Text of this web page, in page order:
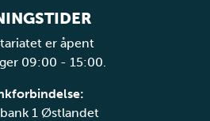
er åpent
09:00 - 15:00.
1 Østlandet